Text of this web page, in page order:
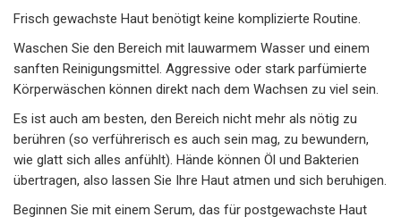
Frisch gewachste Haut benötigt keine komplizierte Routine.
Waschen Sie den Bereich mit lauwarmem Wasser und einem
sanften Reinigungsmittel. Aggressive oder stark parfümierte
Körperwäschen können direkt nach dem Wachsen zu viel sein.
Es ist auch am besten, den Bereich nicht mehr als nötig zu
berühren (so verführerisch es auch sein mag, zu bewundern,
wie glatt sich alles anfühlt). Hände können Öl und Bakterien
übertragen, also lassen Sie Ihre Haut atmen und sich beruhigen.
Beginnen Sie mit einem Serum, das für postgewachste Haut